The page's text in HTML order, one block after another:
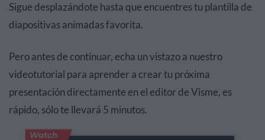
Sigue desplazándote hasta que encuentres tu plantilla de
diapositivas animadas favorita.
Pero antes de continuar, echa un vistazo a nuestro
videotutorial para aprender a crear tu próxima
presentación directamente en el editor de Visme, es
rápido, sólo te llevará 5 minutos.